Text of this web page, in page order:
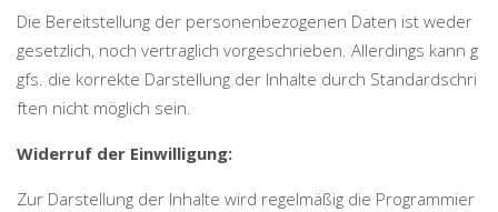
Die Bereitstellung der personenbezogenen Daten ist weder
gesetzlich, noch vertraglich vorgeschrieben. Allerdings kann g
gfs. die korrekte Darstellung der Inhalte durch Standardschri
ften nicht möglich sein.
Widerruf der Einwilligung:
Zur Darstellung der Inhalte wird regelmäßig die Programmier